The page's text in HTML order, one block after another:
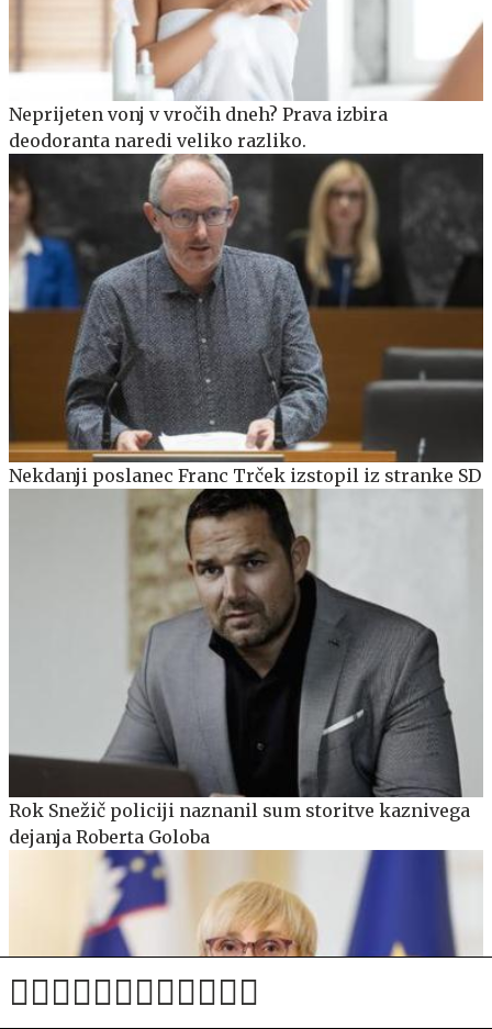
Neprijeten vonj v vročih dneh? Prava izbira
deodoranta naredi veliko razliko.
Nekdanji poslanec Franc Trček izstopil iz stranke SD
Rok Snežič policiji naznanil sum storitve kaznivega
dejanja Roberta Goloba